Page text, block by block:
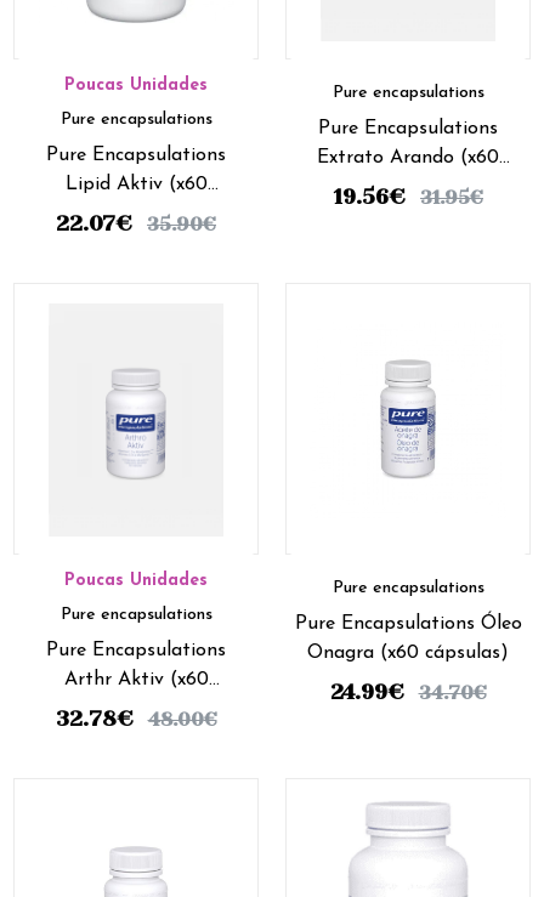
Poucas Unidades
Pure encapsulations
Pure Encapsulations
Lipid Aktiv (x60
cápsulas)
22.07€ 35.90€
Pure encapsulations
Pure Encapsulations
Extrato Arando (x60
cápsulas)
19.56€ 31.95€
Poucas Unidades
Pure encapsulations
Pure Encapsulations
Arthr Aktiv (x60
cápsulas)
32.78€ 48.00€
Pure encapsulations
Pure Encapsulations Óleo
Onagra (x60 cápsulas)
24.99€ 34.70€